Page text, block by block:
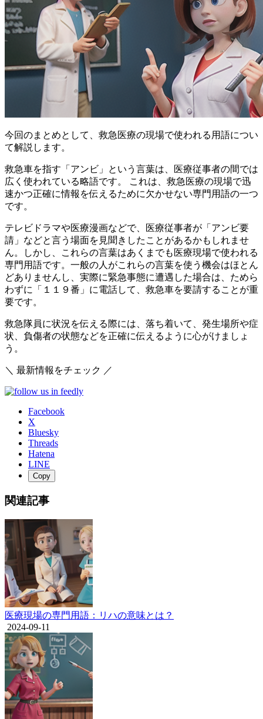
今回のまとめとして、救急医療の現場で使われる用語につい
て解説します。
救急車を指す「アンビ」という言葉は、医療従事者の間では
広く使われている略語です。
これは、救急医療の現場で迅
速かつ正確に情報を伝えるために欠かせない専門用語の一つ
です。
テレビドラマや医療漫画などで、医療従事者が「アンビ要
請」などと言う場面を見聞きしたことがあるかもしれませ
ん。しかし、これらの言葉はあくまでも医療現場で使われる
専門用語です。一般の人がこれらの言葉を使う機会はほとん
どありませんし、 実際に緊急事態に遭遇した場合は、ためら
わずに「１１９番」に電話して、救急車を要請することが重
要です。
救急隊員に状況を伝える際には、落ち着いて、発生場所や症
状、負傷者の状態などを正確に伝えるように心がけましょ
う。
＼ 最新情報をチェック ／
Facebook
X
Bluesky
Threads
Hatena
LINE
Copy
関連記事
医療現場の専門用語：リハの意味とは？
2024-09-11